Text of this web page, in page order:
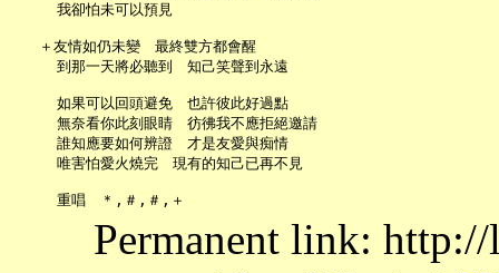
     我卻怕未可以預見
   ＋友情如仍未變　最終雙方都會醒
     到那一天將必聽到　知己笑聲到永遠
     如果可以回頭避免　也許彼此好過點
     無奈看你此刻眼睛　彷彿我不應拒絕邀請
     誰知應要如何辨證　才是友愛與痴情
     唯害怕愛火燒完　現有的知己已再不見
Permanent link: